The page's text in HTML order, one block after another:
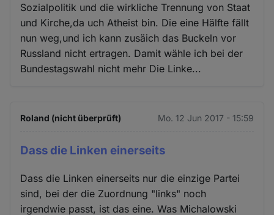
Sozialpolitik und die wirkliche Trennung von Staat
und Kirche,da uch Atheist bin. Die eine Hälfte fällt
nun weg,und ich kann zusäich das Buckeln vor
Russland nicht ertragen. Damit wähle ich bei der
Bundestagswahl nicht mehr Die Linke...
Roland (nicht überprüft) Mo. 12 Jun 2017 - 15:59
Dass die Linken einerseits
Dass die Linken einerseits nur die einzige Partei
sind, bei der die Zuordnung "links" noch
irgendwie passt, ist das eine. Was Michalowski